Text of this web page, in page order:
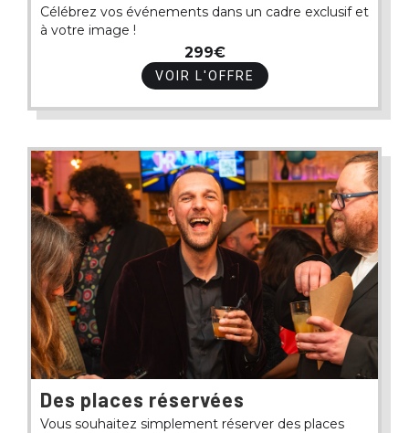
Célébrez vos événements dans un cadre exclusif et
à votre image !
299€
VOIR L'OFFRE
Des places réservées
Vous souhaitez simplement réserver des places